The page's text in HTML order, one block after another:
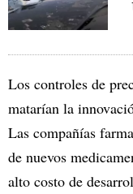
Los controles de
matarían la
Las compañías
de nuevos
alto costo de